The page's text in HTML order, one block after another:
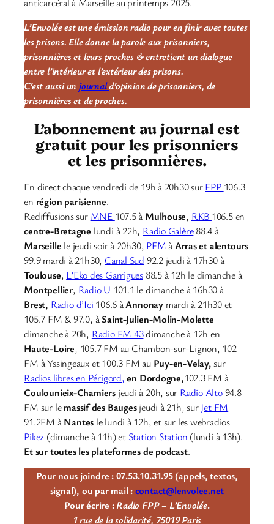
L’Envolée est une émission radio pour en finir avec toutes
les prisons. Elle donne la parole aux prisonniers,
prisonnières et leurs proches & entretient un dialogue
entre l’intérieur et l’extérieur des prisons.
C’est aussi unjournald’opinion de prisonniers, de
prisonnières et de proches.
L’abonnement au journal est
gratuit pour les prisonniers
et les prisonnières.
En direct chaque vendredi de 19h à 20h30 surFPP 106.3
en région parisienne.
Rediffusions sur MNE 107.5 à Mulhouse, RKB 106.5 en
centre-Bretagne lundi à 22h, Radio Galère88.4 à
Marseille le jeudi soir à 20h30, PFMàArras et alentours
99.9 mardi à 21h30, Canal Sud 92.2 jeudi à 17h30 à
Toulouse, L’Eko des Garrigues 88.5 à 12h le dimanche à
Montpellier, Radio U 101.1 le dimanche à 16h30 à
Brest, Radio d’Ici 106.6 àAnnonay mardi à 21h30 et
105.7 FM & 97.0, àSaint-Julien-Molin-Molette
dimanche à 20h, Radio FM 43dimanche à 12h en
Haute-Loire, 105.7 FM au Chambon-sur-Lignon, 102
FM à Yssingeaux et 100.3 FM au Puy-en-Velay,sur
Radios libres en Périgord, en Dordogne,102.3 FM à
Coulounieix-Chamiers jeudi à 20h, sur Radio Alto94.8
FM sur lemassif des Baugesjeudi à 21h, sur Jet FM
91.2FM àNantes le lundi à 12h, et sur les webradios
Pikez (dimanche à 11h) et Station Station (lundi à 13h).
Et sur toutes les plateformes de podcast.
Pour nous joindre : 07.53.10.31.95 (appels, textos,
signal), ou par mail :contact@lenvolee.net
Pour écrire :Radio FPP – L’Envolée.
1 rue de la solidarité, 75019 Paris